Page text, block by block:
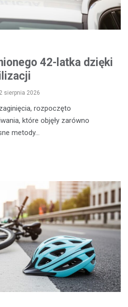
42-latka dzięki
2 sierpnia 2026
rozpoczęto
które objęły zarówno
metody…